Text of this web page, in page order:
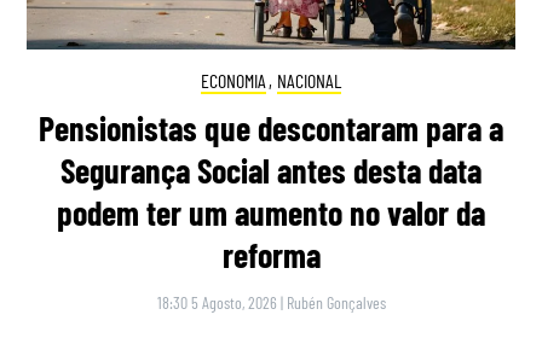
ECONOMIA , NACIONAL
Pensionistas que descontaram para a
Segurança Social antes desta data
podem ter um aumento no valor da
reforma
18:30 5 Agosto, 2026 | Rubén Gonçalves